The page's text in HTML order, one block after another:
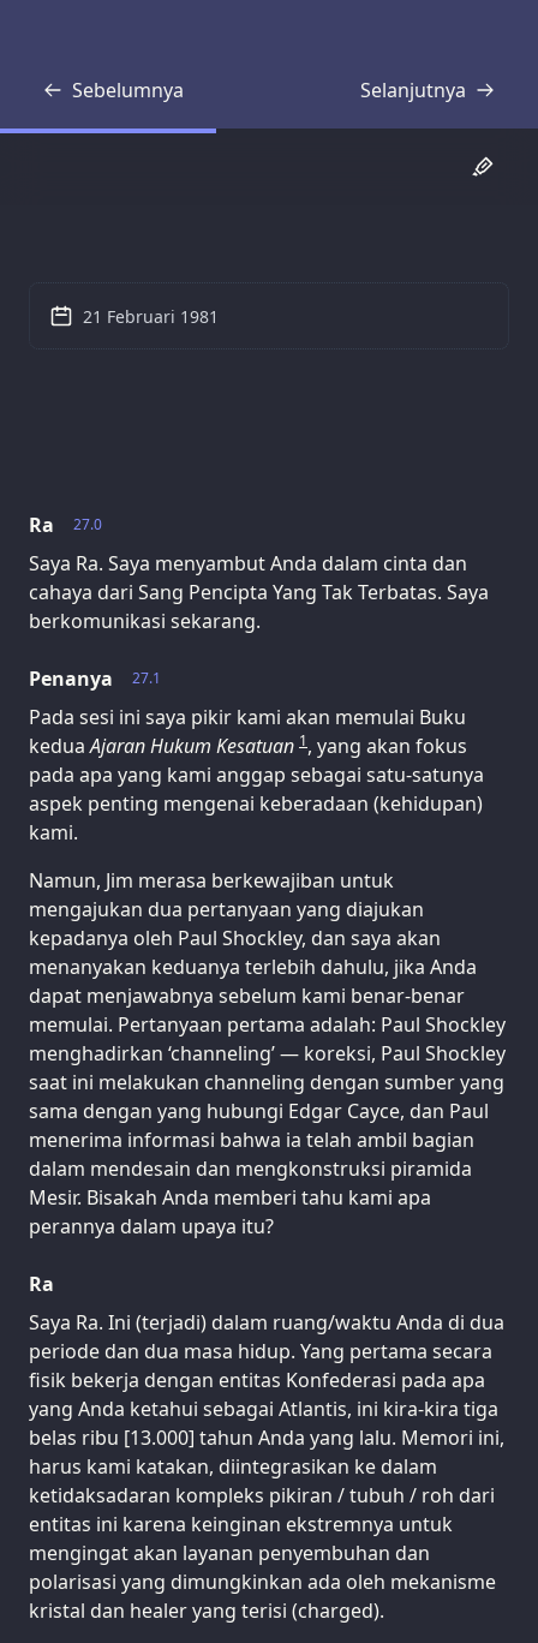
Sebelumnya
Transkrip Selanjutnya
Transkrip
27.0
Ra
Saya Ra. Saya menyambut Anda dalam cinta dan
cahaya dari Sang Pencipta Yang Tak Terbatas. Saya
berkomunikasi sekarang.
27.1
Penanya
Pada sesi ini saya pikir kami akan memulai Buku
keduaAjaran Hukum Kesatuan 1, yang akan fokus
pada apa yang kami anggap sebagai satu-satunya
aspek penting mengenai keberadaan (kehidupan)
kami.
Namun, Jim merasa berkewajiban untuk
mengajukan dua pertanyaan yang diajukan
kepadanya oleh Paul Shockley, dan saya akan
menanyakan keduanya terlebih dahulu, jika Anda
dapat menjawabnya sebelum kami benar-benar
memulai. Pertanyaan pertama adalah: Paul Shockley
menghadirkan ‘channeling’ — koreksi, Paul Shockley
saat ini melakukan channeling dengan sumber yang
sama dengan yang hubungi Edgar Cayce, dan Paul
menerima informasi bahwa ia telah ambil bagian
dalam mendesain dan mengkonstruksi piramida
Mesir. Bisakah Anda memberi tahu kami apa
perannya dalam upaya itu?
Ra
Saya Ra. Ini (terjadi) dalam ruang/waktu Anda di dua
periode dan dua masa hidup. Yang pertama secara
fisik bekerja dengan entitas Konfederasi pada apa
yang Anda ketahui sebagai Atlantis, ini kira-kira tiga
belas ribu [13.000] tahun Anda yang lalu. Memori ini,
harus kami katakan, diintegrasikan ke dalam
ketidaksadaran kompleks pikiran / tubuh / roh dari
entitas ini karena keinginan ekstremnya untuk
mengingat akan layanan penyembuhan dan
polarisasi yang dimungkinkan ada oleh mekanisme
kristal dan healer yang terisi (charged).
21 Februari 1981